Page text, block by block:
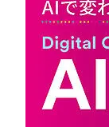
理など